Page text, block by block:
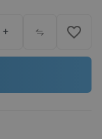
+ favorite_border